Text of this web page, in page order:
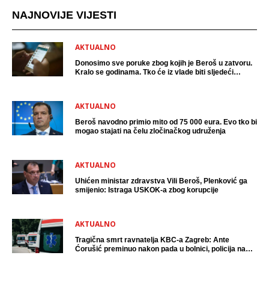
NAJNOVIJE VIJESTI
AKTUALNO
Donosimo sve poruke zbog kojih je Beroš u zatvoru.
Kralo se godinama. Tko će iz vlade biti sljedeći
AKTUALNO
Beroš navodno primio mito od 75 000 eura. Evo tko bi
mogao stajati na čelu zločinačkog udruženja
AKTUALNO
Uhićen ministar zdravstva Vili Beroš, Plenković ga
smijenio: Istraga USKOK-a zbog korupcije
AKTUALNO
Tragična smrt ravnatelja KBC-a Zagreb: Ante
Ćorušić preminuo nakon pada u bolnici, policija na